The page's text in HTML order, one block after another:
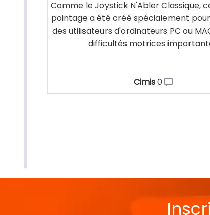
Comme le Joystick N'Abler Classique,
pointage a été créé spécialement
des utilisateurs d'ordinateurs PC ou
difficultés motrices
Cimis0